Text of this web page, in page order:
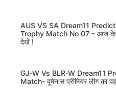
AUS VS SA Dream11
Trophy Match No 07 – आज के
देखें !
GJ-W Vs BLR-W Dream11
Match- वूमेन’स प्रीमियर लीग का